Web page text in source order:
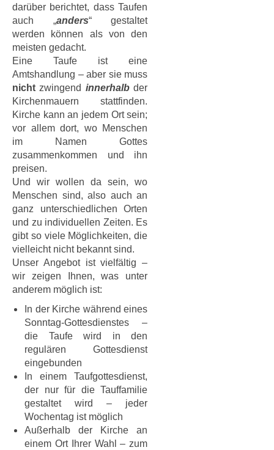
darüber berichtet, dass Taufen
auch „anders“ gestaltet
werden können als von den
meisten gedacht.
Eine Taufe ist eine
Amtshandlung – aber sie muss
nicht zwingend innerhalbder
Kirchenmauern stattfinden.
Kirche kann an jedem Ort sein;
vor allem dort, wo Menschen
im Namen Gottes
zusammenkommen und ihn
preisen.
Und wir wollen da sein, wo
Menschen sind, also auch an
ganz unterschiedlichen Orten
und zu individuellen Zeiten. Es
gibt so viele Möglichkeiten, die
vielleicht nicht bekannt sind.
Unser Angebot ist vielfältig –
wir zeigen Ihnen, was unter
anderem möglich ist:
In der Kirche während eines
Sonntag-Gottesdienstes –
die Taufe wird in den
regulären Gottesdienst
eingebunden
In einem Taufgottesdienst,
der nur für die Tauffamilie
gestaltet wird – jeder
Wochentag ist möglich
Außerhalb der Kirche an
einem Ort Ihrer Wahl – zum